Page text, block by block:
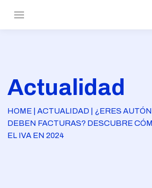
Actualidad
HOME | ACTUALIDAD | ¿ERES
DEBEN FACTURAS? DESCUBRE
EL IVA EN 2024